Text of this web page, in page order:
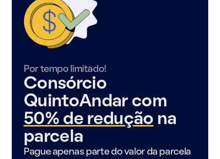
Por tempo limitado!
Consórcio
QuintoAndar com
50% de redução na
parcela
Pague apenas parte do valor da parcela